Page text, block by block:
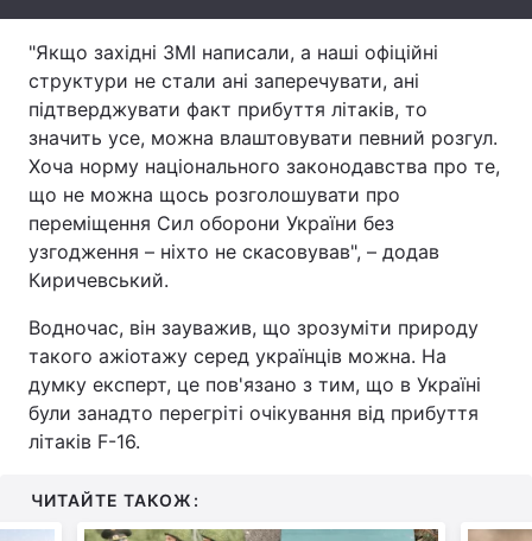
Тема оформлення
"Якщо західні ЗМІ написали, а наші офіційні
структури не стали ані заперечувати, ані
підтверджувати факт прибуття літаків, то
значить усе, можна влаштовувати певний розгул.
Хоча норму національного законодавства про те,
що не можна щось розголошувати про
переміщення Сил оборони України без
узгодження – ніхто не скасовував", – додав
Киричевський.
Водночас, він зауважив, що зрозуміти природу
такого ажіотажу серед українців можна. На
думку експерт, це пов'язано з тим, що в Україні
були занадто перегріті очікування від прибуття
літаків F-16.
ЧИТАЙТЕ ТАКОЖ: